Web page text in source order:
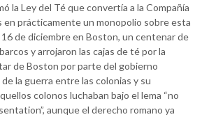
la Ley del Té que convertía a la Compañía
en prácticamente un monopolio sobre esta
de diciembre en Boston, un centenar de
y arrojaron las cajas de té por la
de Boston por parte del gobierno
la guerra entre las colonias y su
colonos luchaban bajo el lema “no
aunque el derecho romano ya